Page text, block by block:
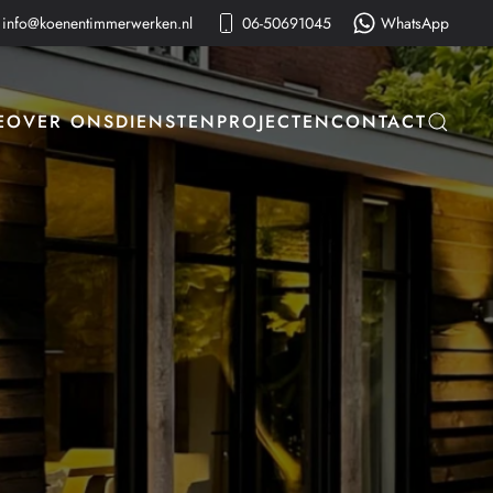
info@koenentimmerwerken.nl 06-50691045 WhatsApp
OVER ONSDIENSTENPROJECTENCONTACT